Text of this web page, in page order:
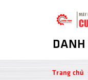
Trang chủ